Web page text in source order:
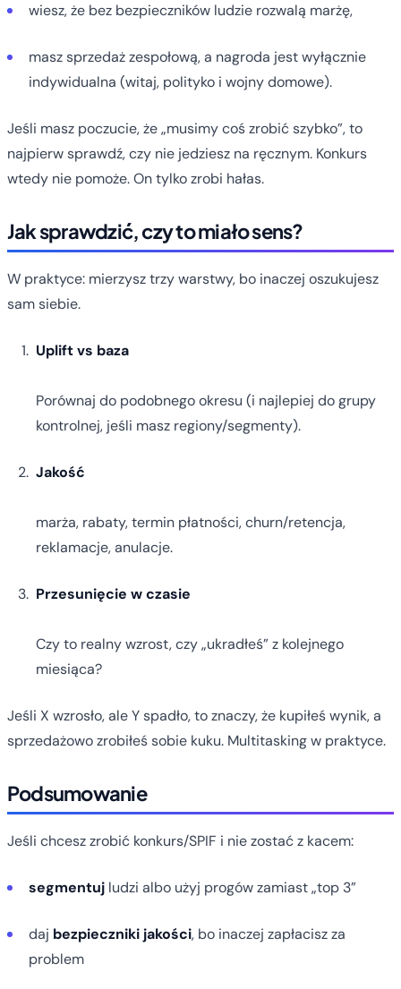
wiesz, że bez bezpieczników ludzie rozwalą marżę,
masz sprzedaż zespołową, a nagroda jest wyłącznie
indywidualna (witaj, polityko i wojny domowe).
Jeśli masz poczucie, że „musimy coś zrobić szybko”, to
najpierw sprawdź, czy nie jedziesz na ręcznym. Konkurs
wtedy nie pomoże. On tylko zrobi hałas.
Jak sprawdzić, czy to miało sens?
W praktyce: mierzysz trzy warstwy, bo inaczej oszukujesz
sam siebie.
Uplift vs baza
Porównaj do podobnego okresu (i najlepiej do grupy
kontrolnej, jeśli masz regiony/segmenty).
Jakość
marża, rabaty, termin płatności, churn/retencja,
reklamacje, anulacje.
Przesunięcie w czasie
Czy to realny wzrost, czy „ukradłeś” z kolejnego
miesiąca?
Jeśli X wzrosło, ale Y spadło, to znaczy, że kupiłeś wynik, a
sprzedażowo zrobiłeś sobie kuku. Multitasking w praktyce.
Podsumowanie
Jeśli chcesz zrobić konkurs/SPIF i nie zostać z kacem:
segmentuj ludzi albo użyj progów zamiast „top 3”
daj bezpieczniki jakości, bo inaczej zapłacisz za
problem